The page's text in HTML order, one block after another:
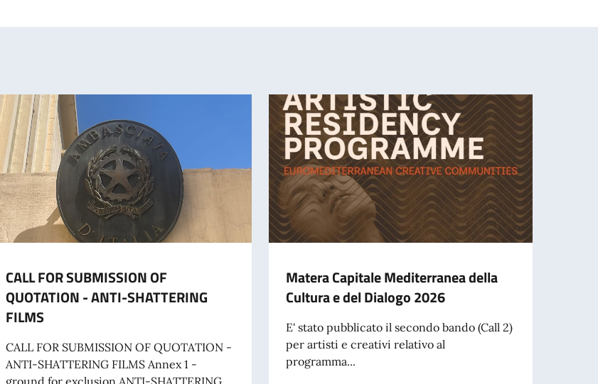
CALL FOR SUBMISSION OF
QUOTATION - ANTI-SHATTERING
FILMS
CALL FOR SUBMISSION OF QUOTATION -
ANTI-SHATTERING FILMS Annex 1 -
ground for exclusion ANTI-SHATTERING...
Matera Capitale Mediterranea della
Cultura e del Dialogo 2026
E' stato pubblicato il secondo bando (Call 2)
per artisti e creativi relativo al
programma...